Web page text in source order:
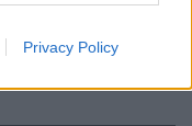
Privacy Policy